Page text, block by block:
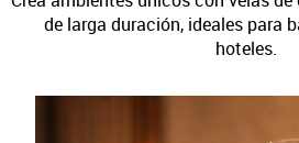
Velas de
Contacto
de larga duración, ideales para
hoteles.